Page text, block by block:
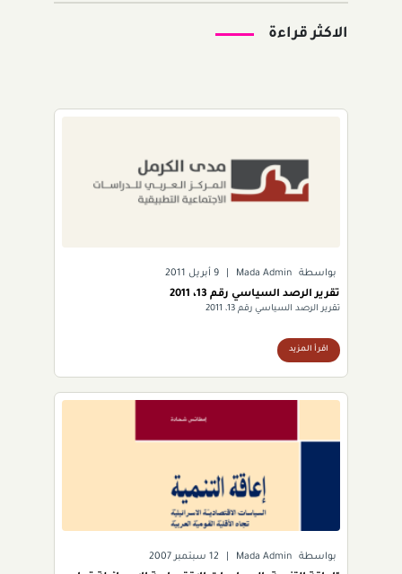
الاكثر قراءة
بواسطة Mada Admin 9 أبريل 2011
تقرير الرصد السياسي رقم 13، 2011
تقرير الرصد السياسي رقم 13، 2011
اقرأ المزيد
بواسطة Mada Admin 12 سبتمبر 2007